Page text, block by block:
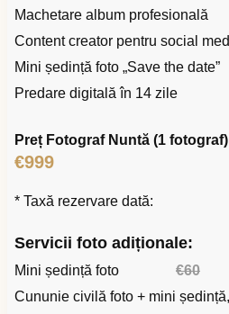
Machetare album profesională
Content creator pentru social
Mini ședință foto „Save the date”
Predare digitală în 14 zile
Preț Fotograf Nuntă (1
€999
* Taxă rezervare dată:
Servicii foto adiționale:
Mini ședință foto €60
Cununie civilă foto + mini